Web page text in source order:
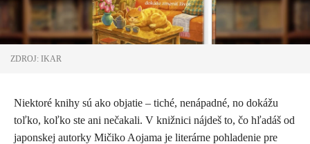
ZDROJ: IKAR
Niektoré knihy sú ako objatie – tiché, nenápadné, no dokážu
toľko, koľko ste ani nečakali. V knižnici nájdeš to, čo hľadáš od
japonskej autorky Mičiko Aojama je literárne pohladenie pre